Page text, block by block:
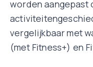
worden aangepast
vergelijkbaar met
(met Fitness+) en